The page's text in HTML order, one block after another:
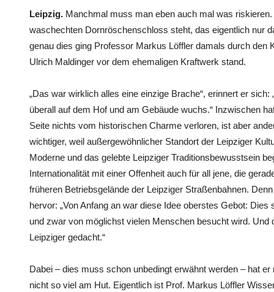
Leipzig. Manchmal muss man eben auch mal was
waschechten Dornröschenschloss steht, das eigentlich nur
genau dies ging Professor Markus Löffler damals durch den
Ulrich Maldinger vor dem ehemaligen Kraftwerk stand.
„Das war wirklich alles eine einzige Brache“, erinnert er
überall auf dem Hof und am Gebäude wuchs.“ Inzwischen
Seite nichts vom historischen Charme verloren, ist aber
wichtiger, weil außergewöhnlicher Standort der Leipziger
Moderne und das gelebte Leipziger Traditionsbewusstsein
Internationalität mit einer Offenheit auch für all jene, die
früheren Betriebsgelände der Leipziger Straßenbahnen.
hervor: „Von Anfang an war diese Idee oberstes Gebot:
und zwar von möglichst vielen Menschen besucht wird. Und
Leipziger gedacht.“
Dabei – dies muss schon unbedingt erwähnt werden – hat
nicht so viel am Hut. Eigentlich ist Prof. Markus Löffler